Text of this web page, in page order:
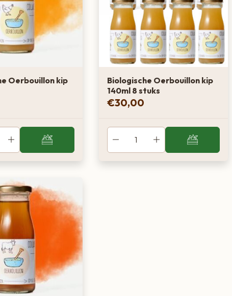
Oerbouillon kip
Biologische Oerbouillon kip
140ml 8 stuks
€30,00